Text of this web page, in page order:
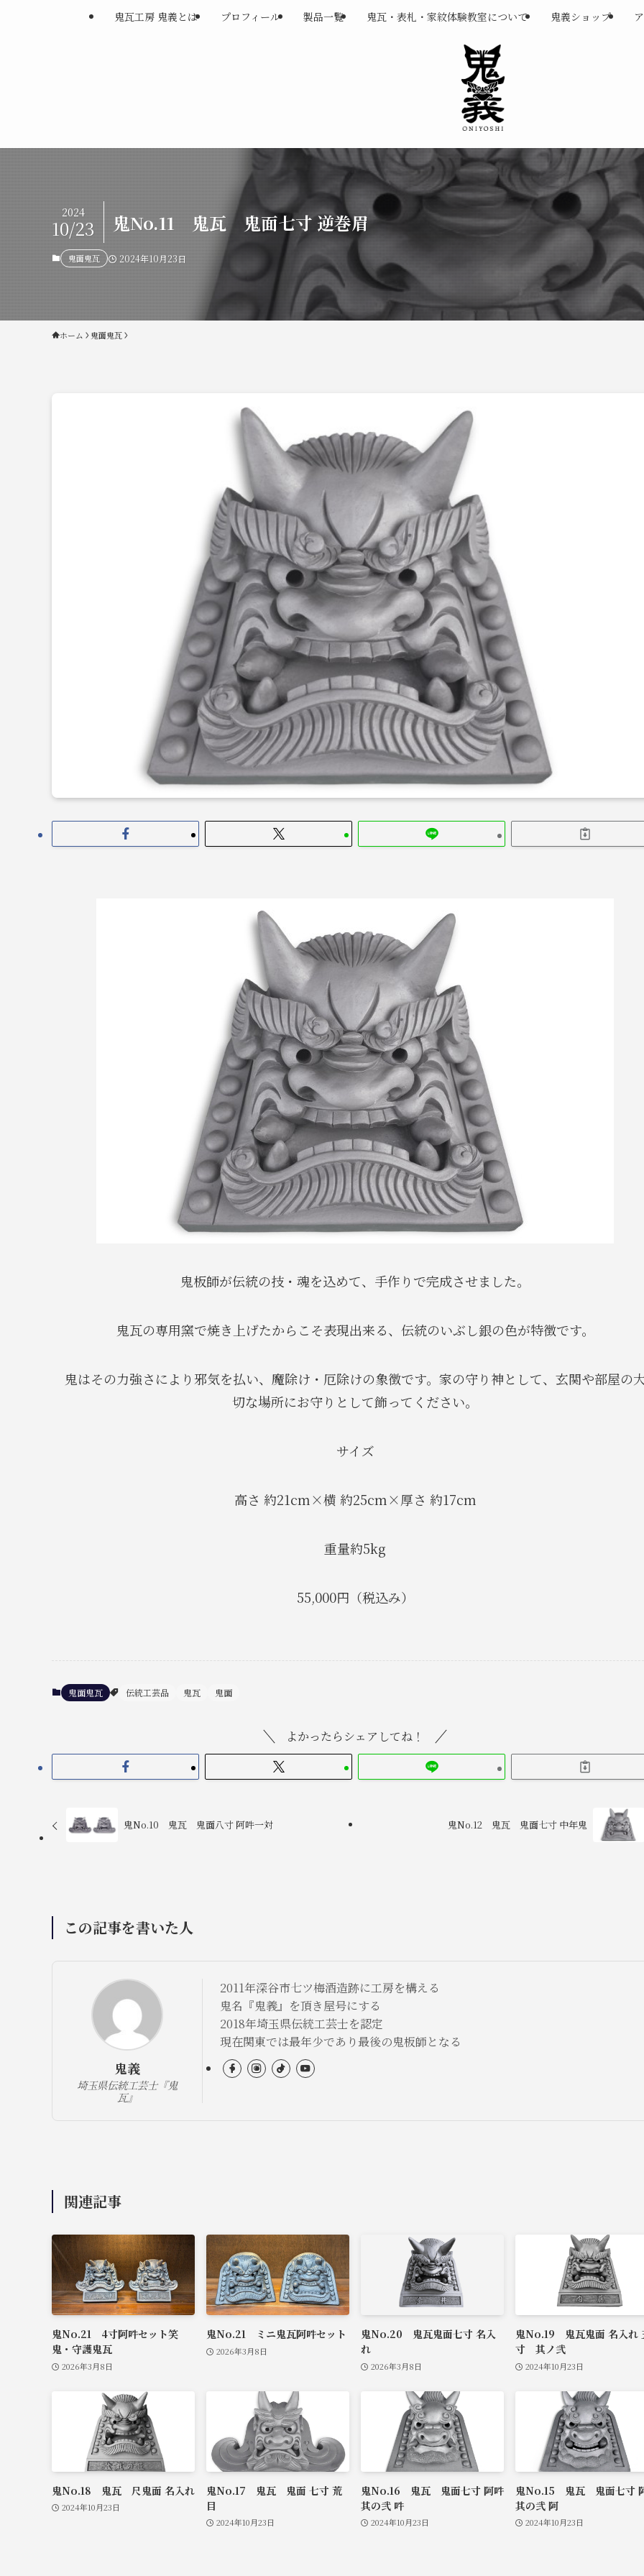
鬼瓦工房 鬼義とは プロフィール 製品一覧 鬼瓦・表札・家紋体験教室について 鬼義ショップ
鬼No.11 鬼瓦 鬼面七寸 逆巻眉
2024
10/23
鬼面鬼瓦 2024年10月23日
ホーム 鬼面鬼瓦
鬼板師が伝統の技・魂を込めて、手作りで完成させました。
鬼瓦の専用窯で焼き上げたからこそ表現出来る、伝統のいぶし銀の色が特徴です。
鬼はその力強さにより邪気を払い、魔除け・厄除けの象徴です。家の守り神として、玄関や部屋の
切な場所にお守りとして飾ってください。
サイズ
高さ 約21cm×横 約25cm×厚さ 約17cm
重量約5kg
55,000円（税込み）
鬼面鬼瓦 伝統工芸品 鬼瓦 鬼面
よかったらシェアしてね！
鬼No.10 鬼瓦 鬼面八寸 阿吽一対 鬼No.12 鬼瓦 鬼面七寸 中年鬼
この記事を書いた人
鬼義
埼玉県伝統工芸士『鬼
瓦』
2011年深谷市七ツ梅酒造跡に工房を構える
鬼名『鬼義』を頂き屋号にする
2018年埼玉県伝統工芸士を認定
現在関東では最年少であり最後の鬼板師となる
関連記事
鬼No.21 4寸阿吽セット笑
鬼・守護鬼瓦
2026年3月8日
鬼No.21 ミニ鬼瓦阿吽セット
2026年3月8日
鬼No.20 鬼瓦鬼面七寸 名入
れ
2026年3月8日
鬼No.19 鬼瓦鬼面 名入れ
寸 其ノ弐
2024年10月23日
鬼No.18 鬼瓦 尺鬼面 名入れ
2024年10月23日
鬼No.17 鬼瓦 鬼面 七寸 荒
目
2024年10月23日
鬼No.16 鬼瓦 鬼面七寸 阿吽
其の弐 吽
2024年10月23日
鬼No.15 鬼瓦 鬼面七寸
其の弐 阿
2024年10月23日